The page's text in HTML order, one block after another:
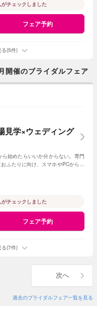
チェックしました
フェア予約
る(5件)
催のブライダルフェア
見学×ウェディング
始めたらいいか分からない。専門
ふたりに向け、スマホやPCから手
チェックしました
フェア予約
る(7件)
次へ
過去のブライダルフェア一覧を見る